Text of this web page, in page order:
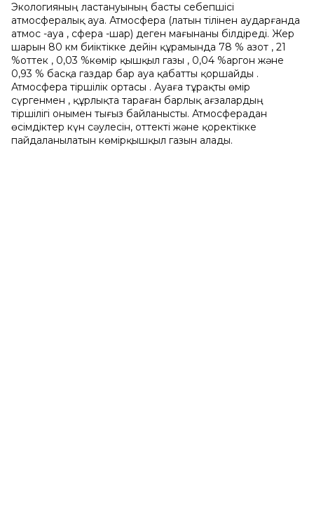
Экологияның ластануының басты себепшісі
атмосфералық ауа. Атмосфера (латын тілінен аударғанда
атмос -ауа , сфера -шар) деген мағынаны білдіреді. Жер
шарын 80 км биіктікке дейін құрамында 78 % азот , 21
%оттек , 0,03 %көмір қышқыл газы , 0,04 %аргон және
0,93 % басқа газдар бар ауа қабатты қоршайды .
Атмосфера тіршілік ортасы . Ауаға тұрақты өмір
сүргенмен , құрлықта тараған барлық ағзалардың
тіршілігі онымен тығыз байланысты. Атмосферадан
өсімдіктер күн сәулесін, оттекті және қоректікке
пайдаланылатын көмірқышқыл газын алады.